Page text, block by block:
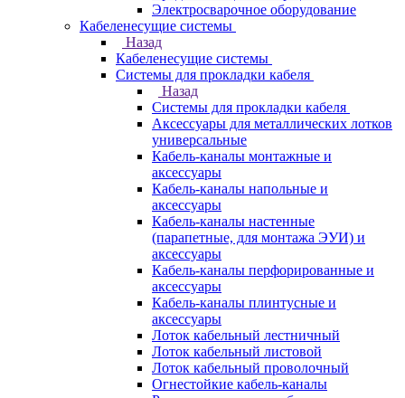
Электросварочное оборудование
Кабеленесущие системы
Назад
Кабеленесущие системы
Системы для прокладки кабеля
Назад
Системы для прокладки кабеля
Аксессуары для металлических лотков
универсальные
Кабель-каналы монтажные и
аксессуары
Кабель-каналы напольные и
аксессуары
Кабель-каналы настенные
(парапетные, для монтажа ЭУИ) и
аксессуары
Кабель-каналы перфорированные и
аксессуары
Кабель-каналы плинтусные и
аксессуары
Лоток кабельный лестничный
Лоток кабельный листовой
Лоток кабельный проволочный
Огнестойкие кабель-каналы